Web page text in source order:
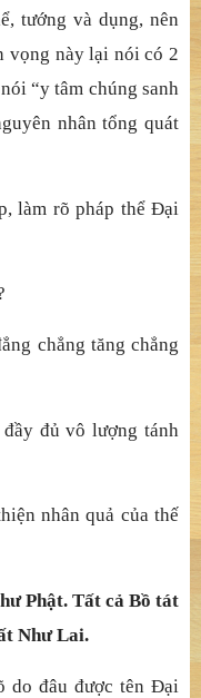
tướng và dụng, nên
vọng này lại nói có 2
“y tâm chúng sanh
nhân tổng quát
làm rõ pháp thể Đại
chẳng tăng chẳng
đủ vô lượng tánh
nhân quả của thế
Phật. Tất cả Bồ tát
Như Lai.
do đâu được tên Đại